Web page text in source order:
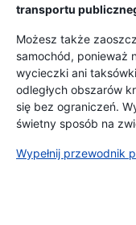
transportu
Możesz także
samochód, ponieważ
wycieczki ani
odległych obszarów
się bez ograniczeń.
świetny sposób na
Wypełnij przewodnik